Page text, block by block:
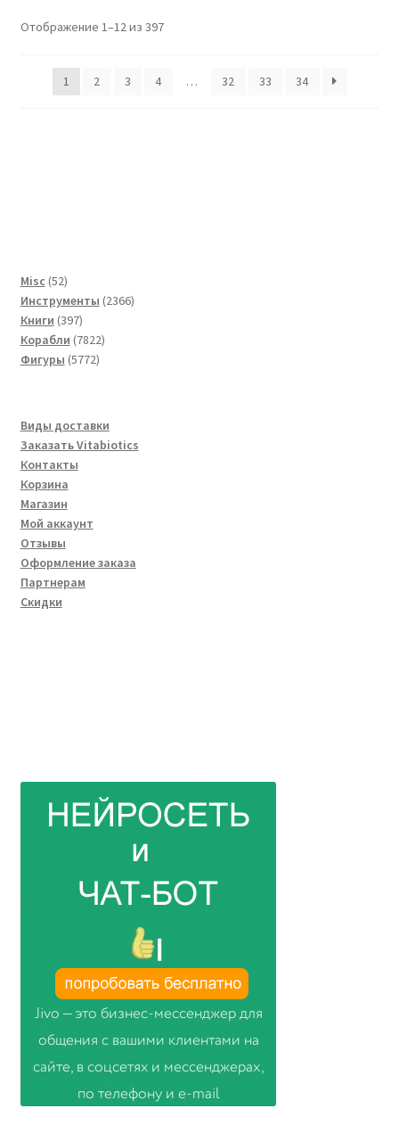
Отображение 1–12 из 397
1 2 3 4 … 32 33 34
Misc 5252
товара
Инструменты 23662366
Книги 397397
товаров
Корабли 78227822
Фигуры 57725772
Виды доставки
Заказать Vitabiotics
Контакты
Корзина
Магазин
Мой аккаунт
Отзывы
Оформление заказа
Партнерам
Скидки